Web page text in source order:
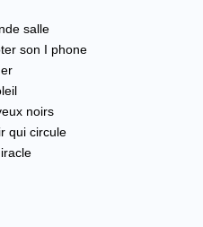
salle
son I phone
noirs
qui circule